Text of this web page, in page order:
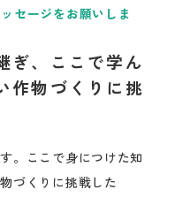
セージをお願いしま
ぎ、ここで学ん
作物づくりに挑
。ここで身につけた知
づくりに挑戦した